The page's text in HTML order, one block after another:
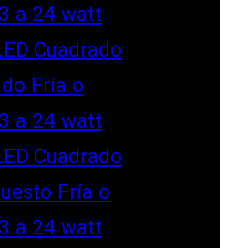
a 24 watt
Cuadrado
Fría o
a 24 watt
Cuadrado
Fría o
a 24 watt